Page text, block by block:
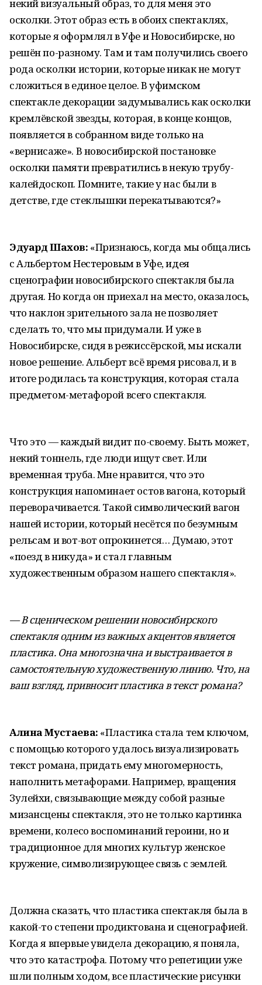
некий визуальный образ, то для меня это
осколки. Этот образ есть в обоих спектаклях,
которые я оформлял в Уфе и Новосибирске, но
решён по-разному. Там и там получились своего
рода осколки истории, которые никак не могут
сложиться в единое целое. В уфимском
спектакле декорации задумывались как осколки
кремлёвской звезды, которая, в конце концов,
появляется в собранном виде только на
«вернисаже». В новосибирской постановке
осколки памяти превратились в некую трубу-
калейдоскоп. Помните, такие у нас были в
детстве, где стеклышки перекатываются?»
Эдуард Шахов: «Признаюсь, когда мы общались
с Альбертом Нестеровым в Уфе, идея
сценографии новосибирского спектакля была
другая. Но когда он приехал на место, оказалось,
что наклон зрительного зала не позволяет
сделать то, что мы придумали. И уже в
Новосибирске, сидя в режиссёрской, мы искали
новое решение. Альберт всё время рисовал, и в
итоге родилась та конструкция, которая стала
предметом-метафорой всего спектакля.
Что это — каждый видит по-своему. Быть может,
некий тоннель, где люди ищут свет. Или
временная труба. Мне нравится, что это
конструкция напоминает остов вагона, который
переворачивается. Такой символический вагон
нашей истории, который несётся по безумным
рельсам и вот-вот опрокинется… Думаю, этот
«поезд в никуда» и стал главным
художественным образом нашего спектакля».
— В сценическом решении новосибирского
спектакля одним из важных акцентов является
пластика. Она многозначна и выстраивается в
самостоятельную художественную линию. Что, на
ваш взгляд, привносит пластика в текст романа?
Алина Мустаева: «Пластика стала тем ключом,
с помощью которого удалось визуализировать
текст романа, придать ему многомерность,
наполнить метафорами. Например, вращения
Зулейхи, связывающие между собой разные
мизансцены спектакля, это не только картинка
времени, колесо воспоминаний героини, но и
традиционное для многих культур женское
кружение, символизирующее связь с землей.
Должна сказать, что пластика спектакля была в
какой-то степени продиктована и сценографией.
Когда я впервые увидела декорацию, я поняла,
что это катастрофа. Потому что репетиции уже
шли полным ходом, все пластические рисунки